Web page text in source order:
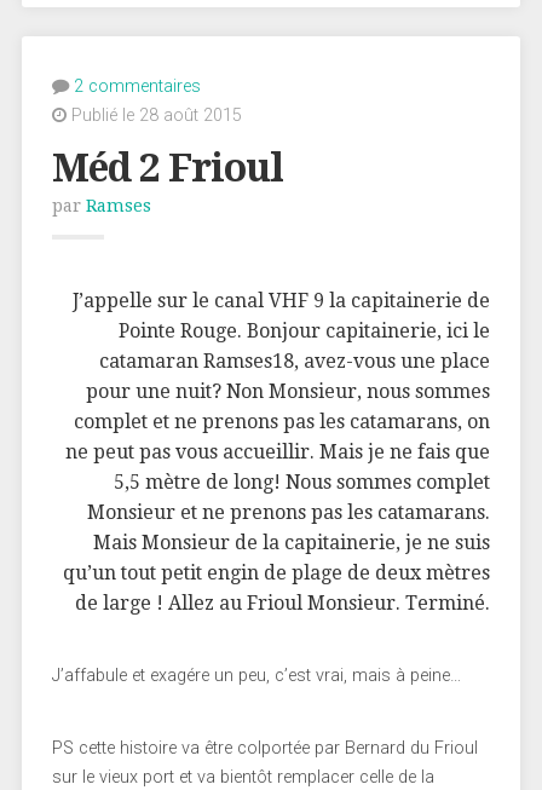
2 commentaires
Publié le 28 août 2015
Méd 2 Frioul
par Ramses
J’appelle sur le canal VHF 9 la capitainerie de
Pointe Rouge. Bonjour capitainerie, ici le
catamaran Ramses18, avez-vous une place
pour une nuit? Non Monsieur, nous sommes
complet et ne prenons pas les catamarans, on
ne peut pas vous accueillir. Mais je ne fais que
5,5 mètre de long! Nous sommes complet
Monsieur et ne prenons pas les catamarans.
Mais Monsieur de la capitainerie, je ne suis
qu’un tout petit engin de plage de deux mètres
de large ! Allez au Frioul Monsieur. Terminé.
J’affabule et exagére un peu, c’est vrai, mais à peine…
PS cette histoire va être colportée par Bernard du Frioul
sur le vieux port et va bientôt remplacer celle de la